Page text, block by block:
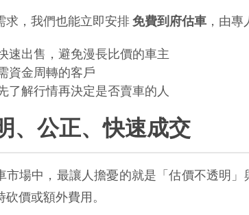
求，我們也能立即安排 免費到府估車 ，由
速出售，避免漫長比價的車主
資金周轉的客戶
了解行情再決定是否賣車的人
、公正、快速成交
市場中，最讓人擔憂的就是「估價不透明
砍價或額外費用。